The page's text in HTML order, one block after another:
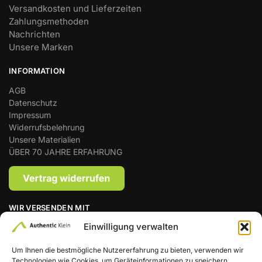
Einwilligung verwalten
Um Ihnen die bestmögliche Nutzererfahrung zu bieten, verwenden wir
Versandkosten und Lieferzeiten
Zahlungsmethoden
Nachrichten
Unsere Marken
INFORMATION
AGB
Datenschutz
Impressum
Widerrufsbelehrung
Unsere Materialien
ÜBER 70 JAHRE ERFAHRUNG
WIR VERSENDEN MIT